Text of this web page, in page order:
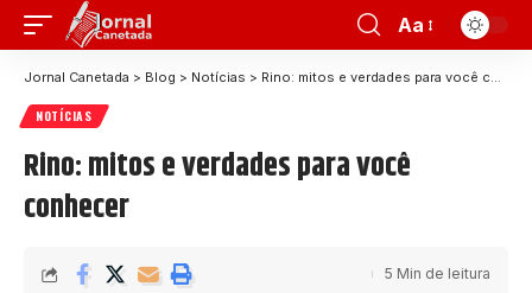
Aa
Jornal Canetada > Blog > Notícias > Rino: mitos e verdades para você conhecer
NOTÍCIAS
Rino: mitos e verdades para você
conhecer
5 Min de leitura